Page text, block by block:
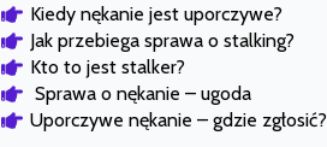
Kiedy nękanie jest uporczywe?
Jak przebiega sprawa o stalking?
Kto to jest stalker?
Sprawa o nękanie – ugoda
Uporczywe nękanie – gdzie zgłosić?